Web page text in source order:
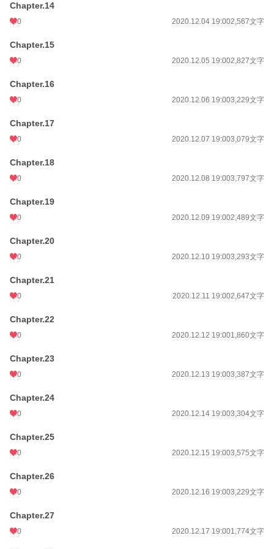
Chapter.14
0 2020.12.04 19:002,567文字
Chapter.15
0 2020.12.05 19:002,827文字
Chapter.16
0 2020.12.06 19:003,229文字
Chapter.17
0 2020.12.07 19:003,079文字
Chapter.18
0 2020.12.08 19:003,797文字
Chapter.19
0 2020.12.09 19:002,489文字
Chapter.20
0 2020.12.10 19:003,293文字
Chapter.21
0 2020.12.11 19:002,647文字
Chapter.22
0 2020.12.12 19:001,860文字
Chapter.23
0 2020.12.13 19:003,387文字
Chapter.24
0 2020.12.14 19:003,304文字
Chapter.25
0 2020.12.15 19:003,575文字
Chapter.26
0 2020.12.16 19:003,229文字
Chapter.27
0 2020.12.17 19:001,774文字